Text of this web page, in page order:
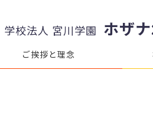
学校法人 宮川学園 ホザ
ご挨拶と理念